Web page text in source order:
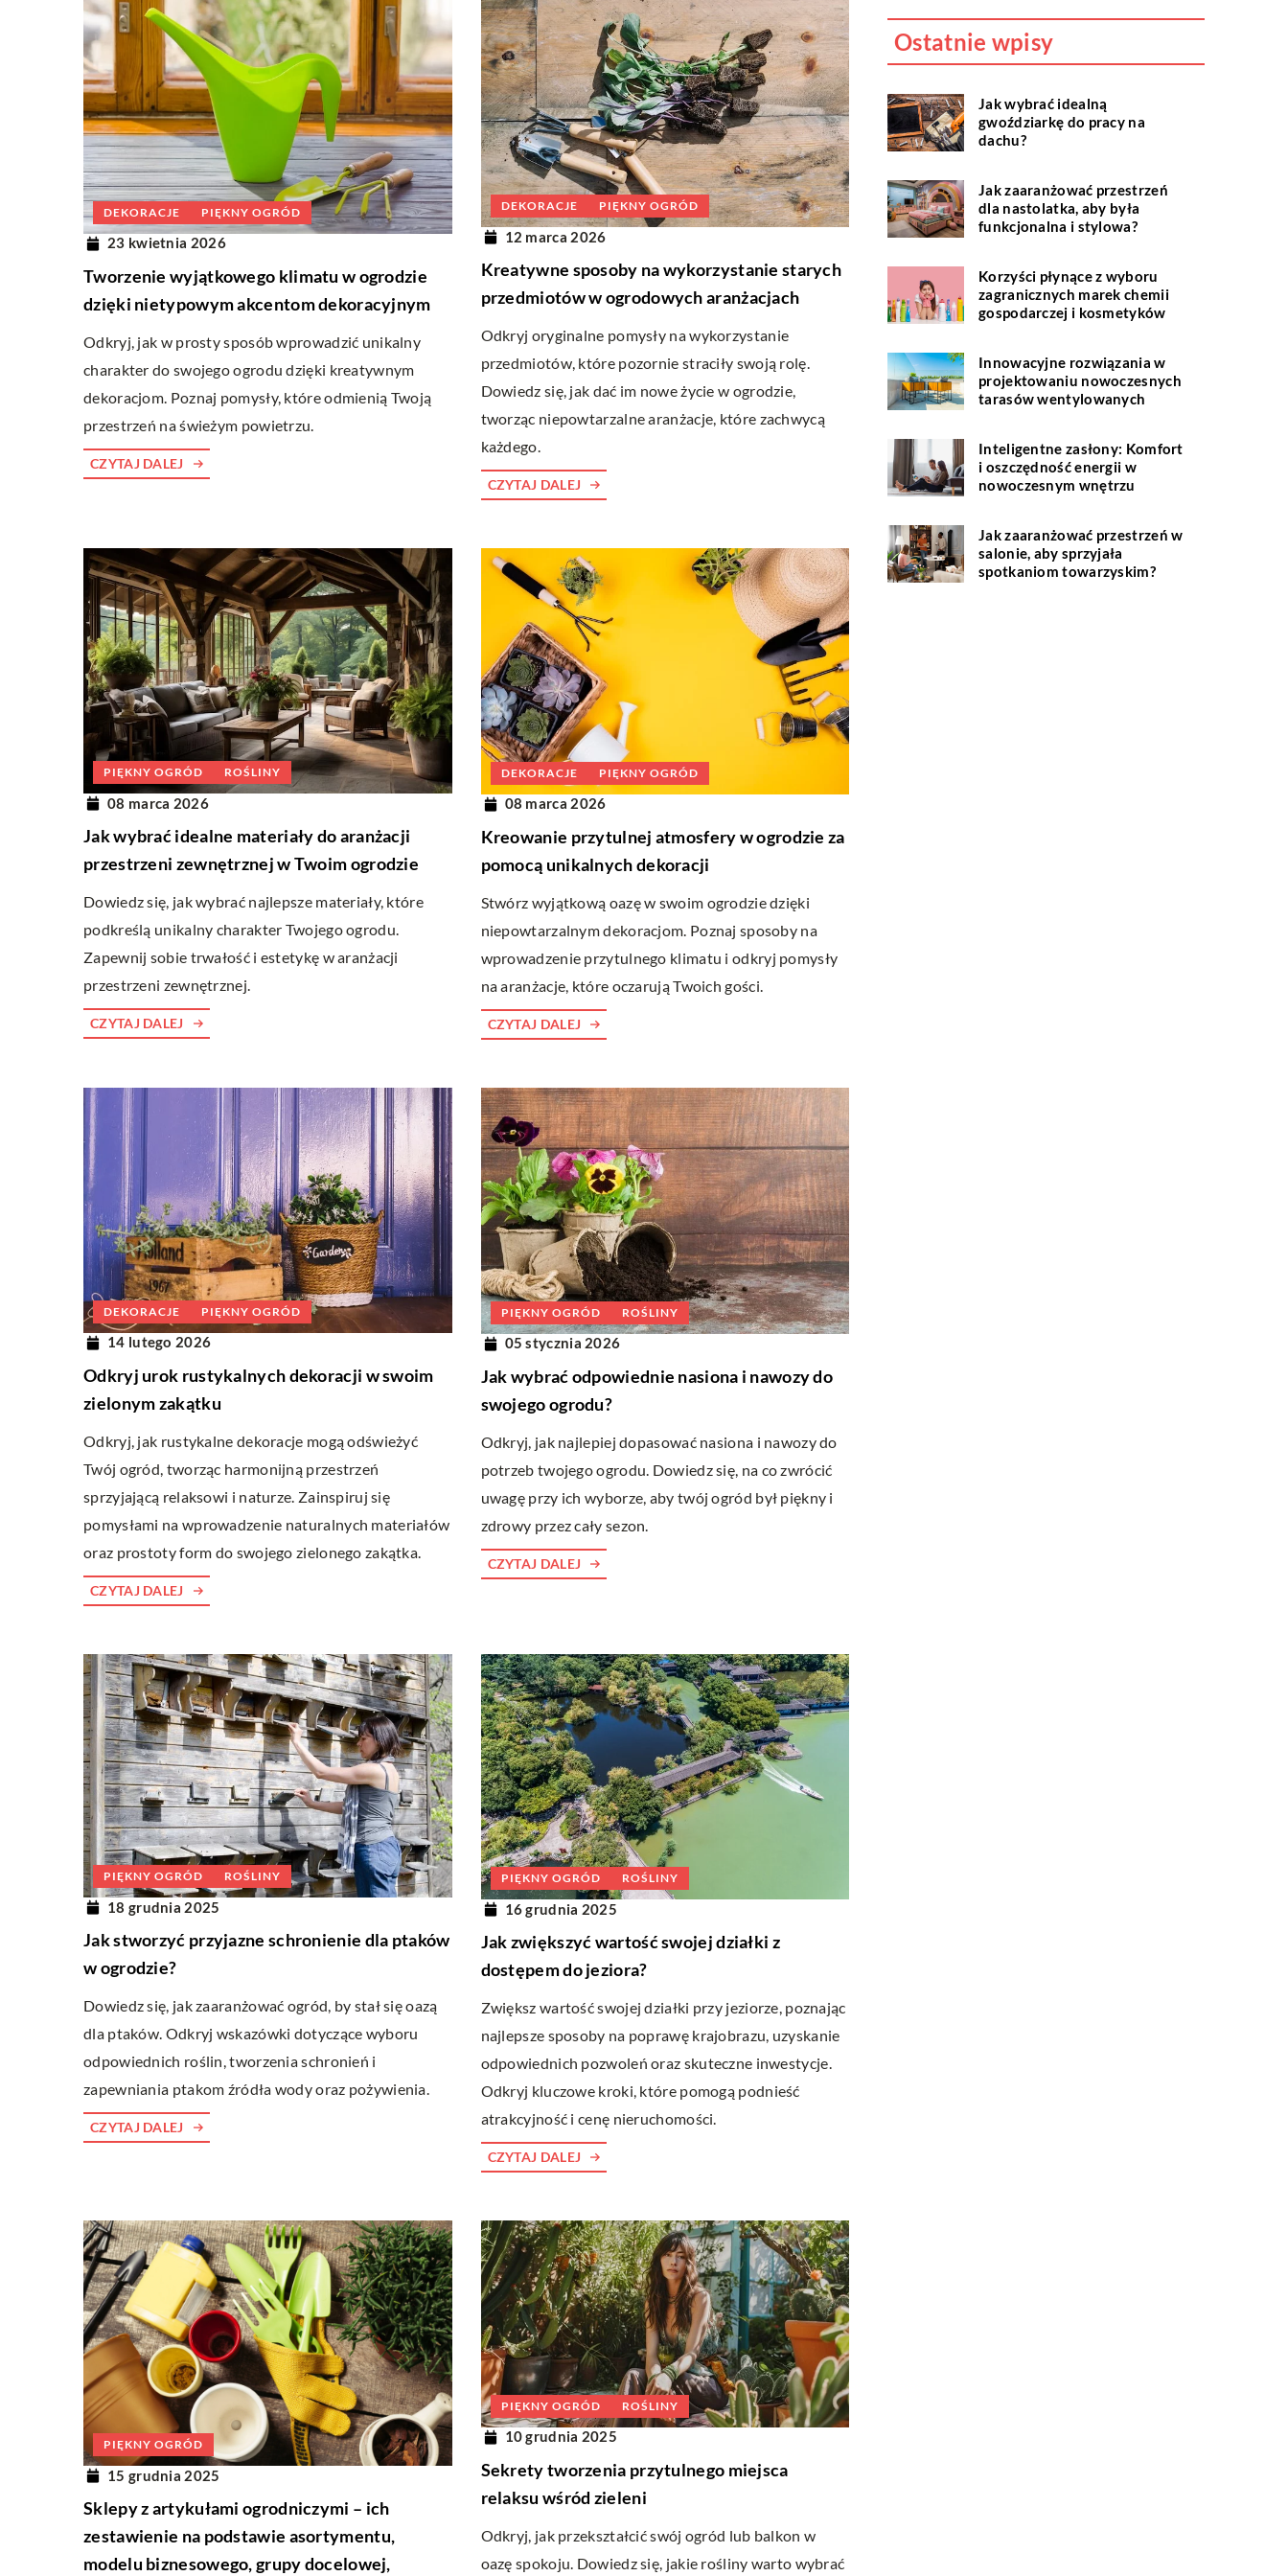
DEKORACJE PIĘKNY OGRÓD
23 kwietnia 2026
Tworzenie wyjątkowego klimatu w ogrodzie
dzięki nietypowym akcentom dekoracyjnym
Odkryj, jak w prosty sposób wprowadzić unikalny
charakter do swojego ogrodu dzięki kreatywnym
dekoracjom. Poznaj pomysły, które odmienią Twoją
przestrzeń na świeżym powietrzu.
CZYTAJ DALEJ
DEKORACJE PIĘKNY OGRÓD
12 marca 2026
Kreatywne sposoby na wykorzystanie starych
przedmiotów w ogrodowych aranżacjach
Odkryj oryginalne pomysły na wykorzystanie
przedmiotów, które pozornie straciły swoją rolę.
Dowiedz się, jak dać im nowe życie w ogrodzie,
tworząc niepowtarzalne aranżacje, które zachwycą
każdego.
CZYTAJ DALEJ
PIĘKNY OGRÓD ROŚLINY
08 marca 2026
Jak wybrać idealne materiały do aranżacji
przestrzeni zewnętrznej w Twoim ogrodzie
Dowiedz się, jak wybrać najlepsze materiały, które
podkreślą unikalny charakter Twojego ogrodu.
Zapewnij sobie trwałość i estetykę w aranżacji
przestrzeni zewnętrznej.
CZYTAJ DALEJ
DEKORACJE PIĘKNY OGRÓD
08 marca 2026
Kreowanie przytulnej atmosfery w ogrodzie za
pomocą unikalnych dekoracji
Stwórz wyjątkową oazę w swoim ogrodzie dzięki
niepowtarzalnym dekoracjom. Poznaj sposoby na
wprowadzenie przytulnego klimatu i odkryj pomysły
na aranżacje, które oczarują Twoich gości.
CZYTAJ DALEJ
DEKORACJE PIĘKNY OGRÓD
14 lutego 2026
Odkryj urok rustykalnych dekoracji w swoim
zielonym zakątku
Odkryj, jak rustykalne dekoracje mogą odświeżyć
Twój ogród, tworząc harmonijną przestrzeń
sprzyjającą relaksowi i naturze. Zainspiruj się
pomysłami na wprowadzenie naturalnych materiałów
oraz prostoty form do swojego zielonego zakątka.
CZYTAJ DALEJ
PIĘKNY OGRÓD ROŚLINY
05 stycznia 2026
Jak wybrać odpowiednie nasiona i nawozy do
swojego ogrodu?
Odkryj, jak najlepiej dopasować nasiona i nawozy do
potrzeb twojego ogrodu. Dowiedz się, na co zwrócić
uwagę przy ich wyborze, aby twój ogród był piękny i
zdrowy przez cały sezon.
CZYTAJ DALEJ
PIĘKNY OGRÓD ROŚLINY
18 grudnia 2025
Jak stworzyć przyjazne schronienie dla ptaków
w ogrodzie?
Dowiedz się, jak zaaranżować ogród, by stał się oazą
dla ptaków. Odkryj wskazówki dotyczące wyboru
odpowiednich roślin, tworzenia schronień i
zapewniania ptakom źródła wody oraz pożywienia.
CZYTAJ DALEJ
PIĘKNY OGRÓD ROŚLINY
16 grudnia 2025
Jak zwiększyć wartość swojej działki z
dostępem do jeziora?
Zwiększ wartość swojej działki przy jeziorze, poznając
najlepsze sposoby na poprawę krajobrazu, uzyskanie
odpowiednich pozwoleń oraz skuteczne inwestycje.
Odkryj kluczowe kroki, które pomogą podnieść
atrakcyjność i cenę nieruchomości.
CZYTAJ DALEJ
PIĘKNY OGRÓD
15 grudnia 2025
Sklepy z artykułami ogrodniczymi – ich
zestawienie na podstawie asortymentu,
modelu biznesowego, grupy docelowej,
PIĘKNY OGRÓD ROŚLINY
10 grudnia 2025
Sekrety tworzenia przytulnego miejsca
relaksu wśród zieleni
Odkryj, jak przekształcić swój ogród lub balkon w
oazę spokoju. Dowiedz się, jakie rośliny warto wybrać
zalet.
Ostatnie wpisy
Jak wybrać idealną
gwoździarkę do pracy na
dachu?
Jak zaaranżować przestrzeń
dla nastolatka, aby była
funkcjonalna i stylowa?
Korzyści płynące z wyboru
zagranicznych marek chemii
gospodarczej i kosmetyków
Innowacyjne rozwiązania w
projektowaniu nowoczesnych
tarasów wentylowanych
Inteligentne zasłony: Komfort
i oszczędność energii w
nowoczesnym wnętrzu
Jak zaaranżować przestrzeń w
salonie, aby sprzyjała
spotkaniom towarzyskim?